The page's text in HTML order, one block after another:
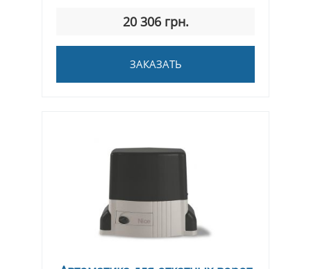
20 306 грн.
ЗАКАЗАТЬ